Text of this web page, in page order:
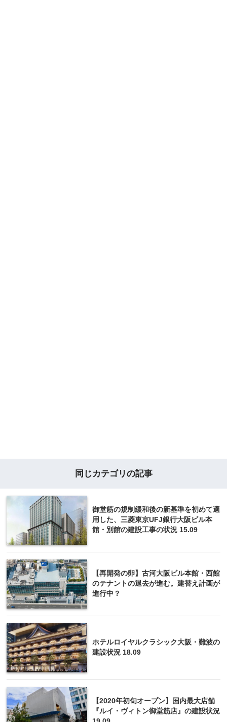
同じカテゴリの記事
御堂筋の規制緩和後の新基準を初めて適
用した、三菱東京UFJ銀行大阪ビル本
館・別館の建設工事の状況 15.09
【再開発の卵】古河大阪ビル本館・西館
のテナントの退去が進む。建替え計画が
進行中？
ホテルロイヤルクラシック大阪・難波の
建設状況 18.09
【2020年初旬オープン】国内最大店舗
『ルイ・ヴィトン御堂筋店』の建設状況